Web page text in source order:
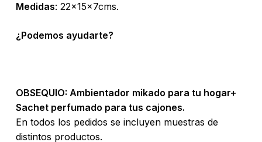
Medidas: 22x15x7cms.
¿Podemos ayudarte?
OBSEQUIO: Ambientador mikado para tu hogar+
Sachet perfumado para tus cajones.
En todos los pedidos se incluyen muestras de
distintos productos.